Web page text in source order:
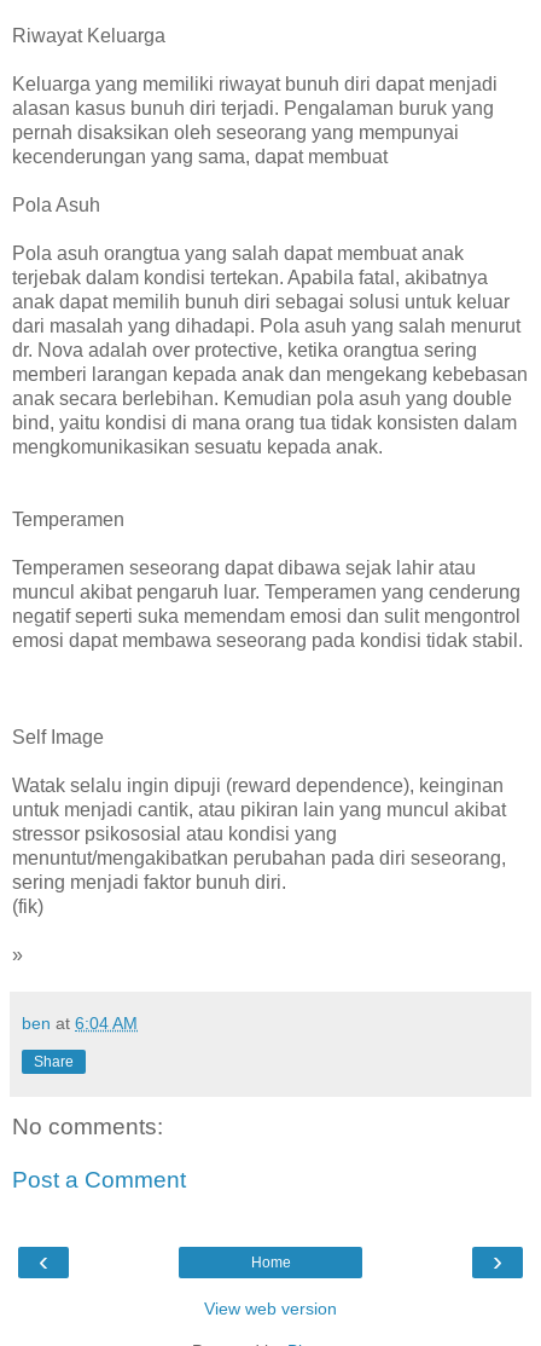
Riwayat Keluarga
Keluarga yang memiliki riwayat bunuh diri dapat menjadi
alasan kasus bunuh diri terjadi. Pengalaman buruk yang
pernah disaksikan oleh seseorang yang mempunyai
kecenderungan yang sama, dapat membuat
Pola Asuh
Pola asuh orangtua yang salah dapat membuat anak
terjebak dalam kondisi tertekan. Apabila fatal, akibatnya
anak dapat memilih bunuh diri sebagai solusi untuk keluar
dari masalah yang dihadapi. Pola asuh yang salah menurut
dr. Nova adalah over protective, ketika orangtua sering
memberi larangan kepada anak dan mengekang kebebasan
anak secara berlebihan. Kemudian pola asuh yang double
bind, yaitu kondisi di mana orang tua tidak konsisten dalam
mengkomunikasikan sesuatu kepada anak.
Temperamen
Temperamen seseorang dapat dibawa sejak lahir atau
muncul akibat pengaruh luar. Temperamen yang cenderung
negatif seperti suka memendam emosi dan sulit mengontrol
emosi dapat membawa seseorang pada kondisi tidak stabil.
Self Image
Watak selalu ingin dipuji (reward dependence), keinginan
untuk menjadi cantik, atau pikiran lain yang muncul akibat
stressor psikososial atau kondisi yang
menuntut/mengakibatkan perubahan pada diri seseorang,
sering menjadi faktor bunuh diri.
(fik)
»
ben at 6:04 AM
Share
No comments:
Post a Comment
‹ ›
Home
View web version